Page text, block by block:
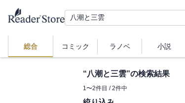
総合 コミック ラノベ 小説
“八潮と三雲”の検索結果
1〜2件目 / 2件中